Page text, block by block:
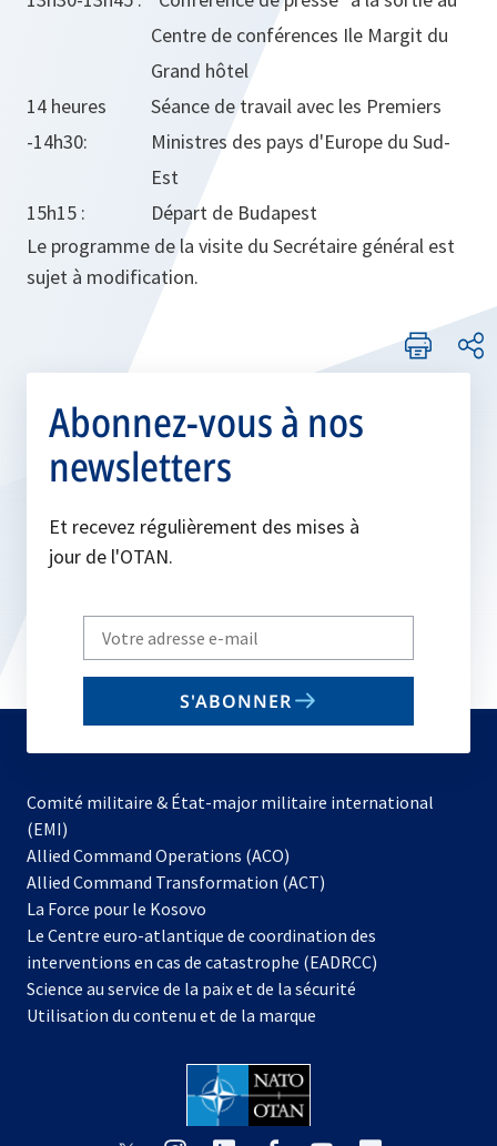
Centre de conférences Ile Margit du
Grand hôtel
14 heures
-14h30:
Séance de travail avec les Premiers
Ministres des pays d'Europe du Sud-
Est
15h15 :
Départ de Budapest
Le programme de la visite du Secrétaire général est
sujet à modification.
Abonnez-vous à nos
newsletters
Et recevez régulièrement des mises à
jour de l'OTAN.
Write
your
email
S'ABONNER
Comité militaire & État-major militaire international
(EMI)
Allied Command Operations (ACO)
dans
nouvel
onglet
Allied Command Transformation (ACT)
La Force pour le Kosovo
dans
un
nouvel
onglet
Le Centre euro-atlantique de coordination des
interventions en cas de catastrophe (EADRCC)
Science au service de la paix et de la sécurité
Utilisation du contenu et de la marque